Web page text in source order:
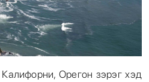
Орегон зэрэг хэд